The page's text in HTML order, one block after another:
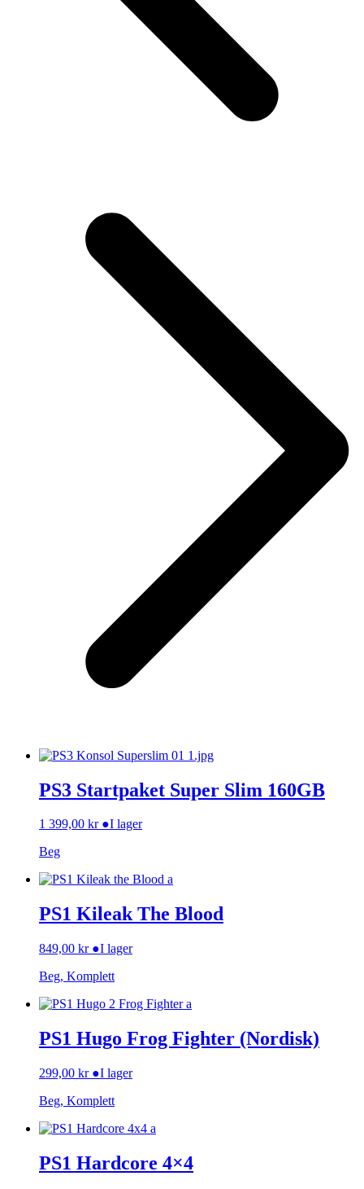
PS3 Startpaket Super Slim 160GB
1 399,00 kr ●I lager
Beg
PS1 Kileak The Blood
849,00 kr ●I lager
Beg, Komplett
PS1 Hugo Frog Fighter (Nordisk)
299,00 kr ●I lager
Beg, Komplett
PS1 Hardcore 4×4